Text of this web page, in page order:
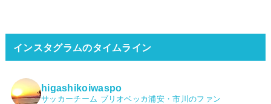
インスタグラムのタイムライン
higashikoiwaspo
サッカーチーム ブリオベッカ浦安・市川のファン